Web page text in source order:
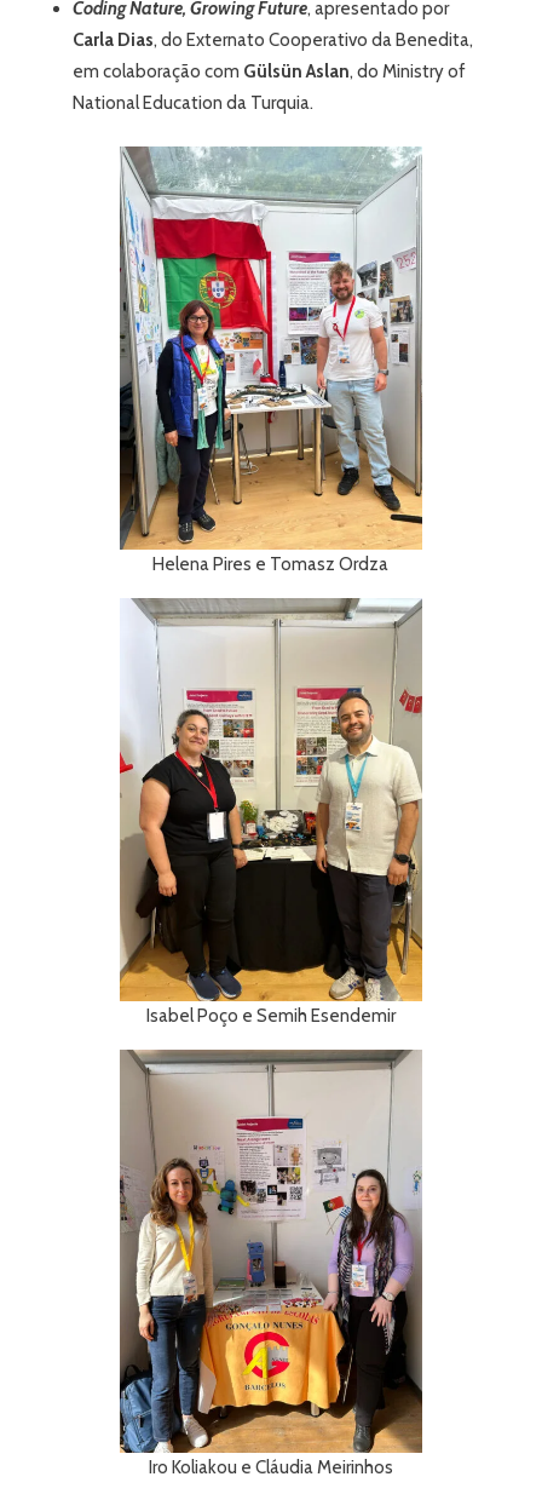
Coding Nature, Growing Future, apresentado por
Carla Dias, do Externato Cooperativo da Benedita,
em colaboração com Gülsün Aslan, do Ministry of
National Education da Turquia.
Helena Pires e Tomasz Ordza
Isabel Poço e Semih Esendemir
Iro Koliakou e Cláudia Meirinhos